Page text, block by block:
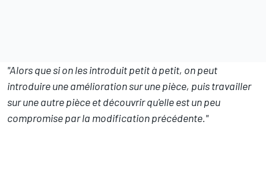
"Alors que si on les introduit petit à petit, on peut
introduire une amélioration sur une pièce, puis travailler
sur une autre pièce et découvrir qu'elle est un peu
compromise par la modification précédente."